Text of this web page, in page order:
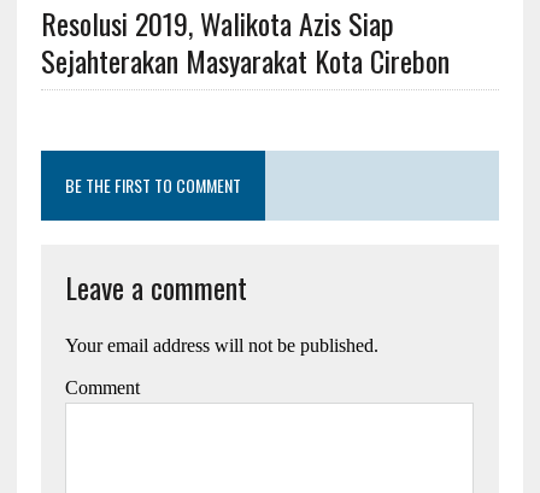
Resolusi 2019, Walikota Azis Siap
Sejahterakan Masyarakat Kota Cirebon
BE THE FIRST TO COMMENT
Leave a comment
Your email address will not be published.
Comment